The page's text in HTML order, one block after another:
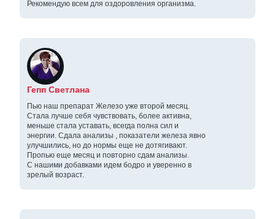
Рекомендую всем для оздоровления организма.
Гепп Светлана
Пью наш препарат Железо уже второй месяц.
Стала лучше себя чувствовать, более активна,
меньше стала уставать, всегда полна сил и
энергии. Сдала анализы , показатели железа явно
улучшились, но до нормы еще не дотягивают.
Пропью еще месяц и повторно сдам анализы.
С нашими добавками идем бодро и уверенно в
зрелый возраст.